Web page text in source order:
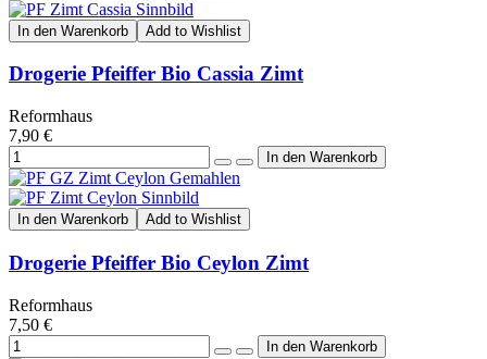
In den Warenkorb Add to Wishlist
Drogerie Pfeiffer Bio Cassia Zimt
Reformhaus
7,90 €
In den Warenkorb Add to Wishlist
Drogerie Pfeiffer Bio Ceylon Zimt
Reformhaus
7,50 €